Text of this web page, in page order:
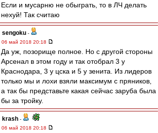
Если и мусарню не обыграть, то в ЛЧ делать
нехуй! Так считаю
sengoku -
06 май 2018 20:18
Да уж, позорище полное. Но с другой стороны
Арсенал в этом году и так отобрал 3 у
Краснодара, 3 у цска и 5 у зенита. Из лидеров
только мы и лохи взяли максимум с пряников,
а так бы представьте какая сейчас заруба была
бы за тройку.
krash -
06 май 2018 20:18